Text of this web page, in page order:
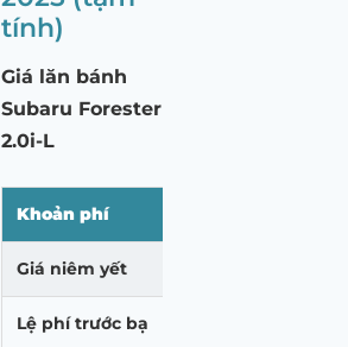
tính)
Giá lăn bánh
Subaru Forester
2.0i-L
Khoản phí
Giá niêm yết
Lệ phí trước bạ